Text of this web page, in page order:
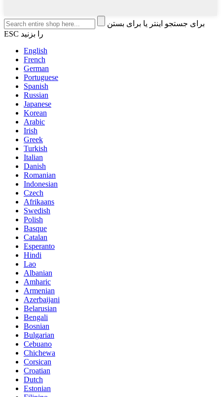
برای جستجو اینتر یا برای بستن
ESC را بزنید
English
French
German
Portuguese
Spanish
Russian
Japanese
Korean
Arabic
Irish
Greek
Turkish
Italian
Danish
Romanian
Indonesian
Czech
Afrikaans
Swedish
Polish
Basque
Catalan
Esperanto
Hindi
Lao
Albanian
Amharic
Armenian
Azerbaijani
Belarusian
Bengali
Bosnian
Bulgarian
Cebuano
Chichewa
Corsican
Croatian
Dutch
Estonian